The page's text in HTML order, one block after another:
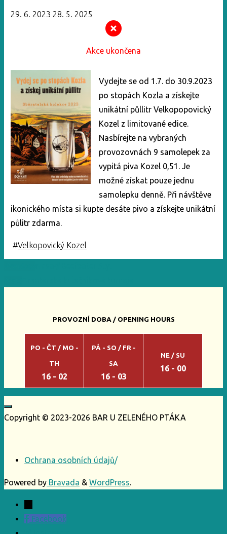
29. 6. 2023 28. 5. 2025
Akce ukončena
Vydejte se od 1.7. do 30.9.2023
po stopách Kozla a získejte
unikátní půllitr Velkopopovický
Kozel z limitované edice.
Nasbírejte na vybraných
provozovnách 9 samolepek za
vypitá piva Kozel 0,51. Je
možné získat pouze jednu
samolepku denně. Při návštěve
ikonického místa si kupte desáte pivo a získejte unikátní
půlitr zdarma.
#Velkopovický Kozel
PROVOZNÍ DOBA / OPENING HOURS
PO - ČT / MO -
TH
16 - 02
PÁ - SO / FR -
SA
16 - 03
NE / SU
16 - 00
Copyright © 2023-2026 BAR U ZELENÉHO PTÁKA
Ochrana osobních údajů/
Powered by Bravada & WordPress.
Facebook